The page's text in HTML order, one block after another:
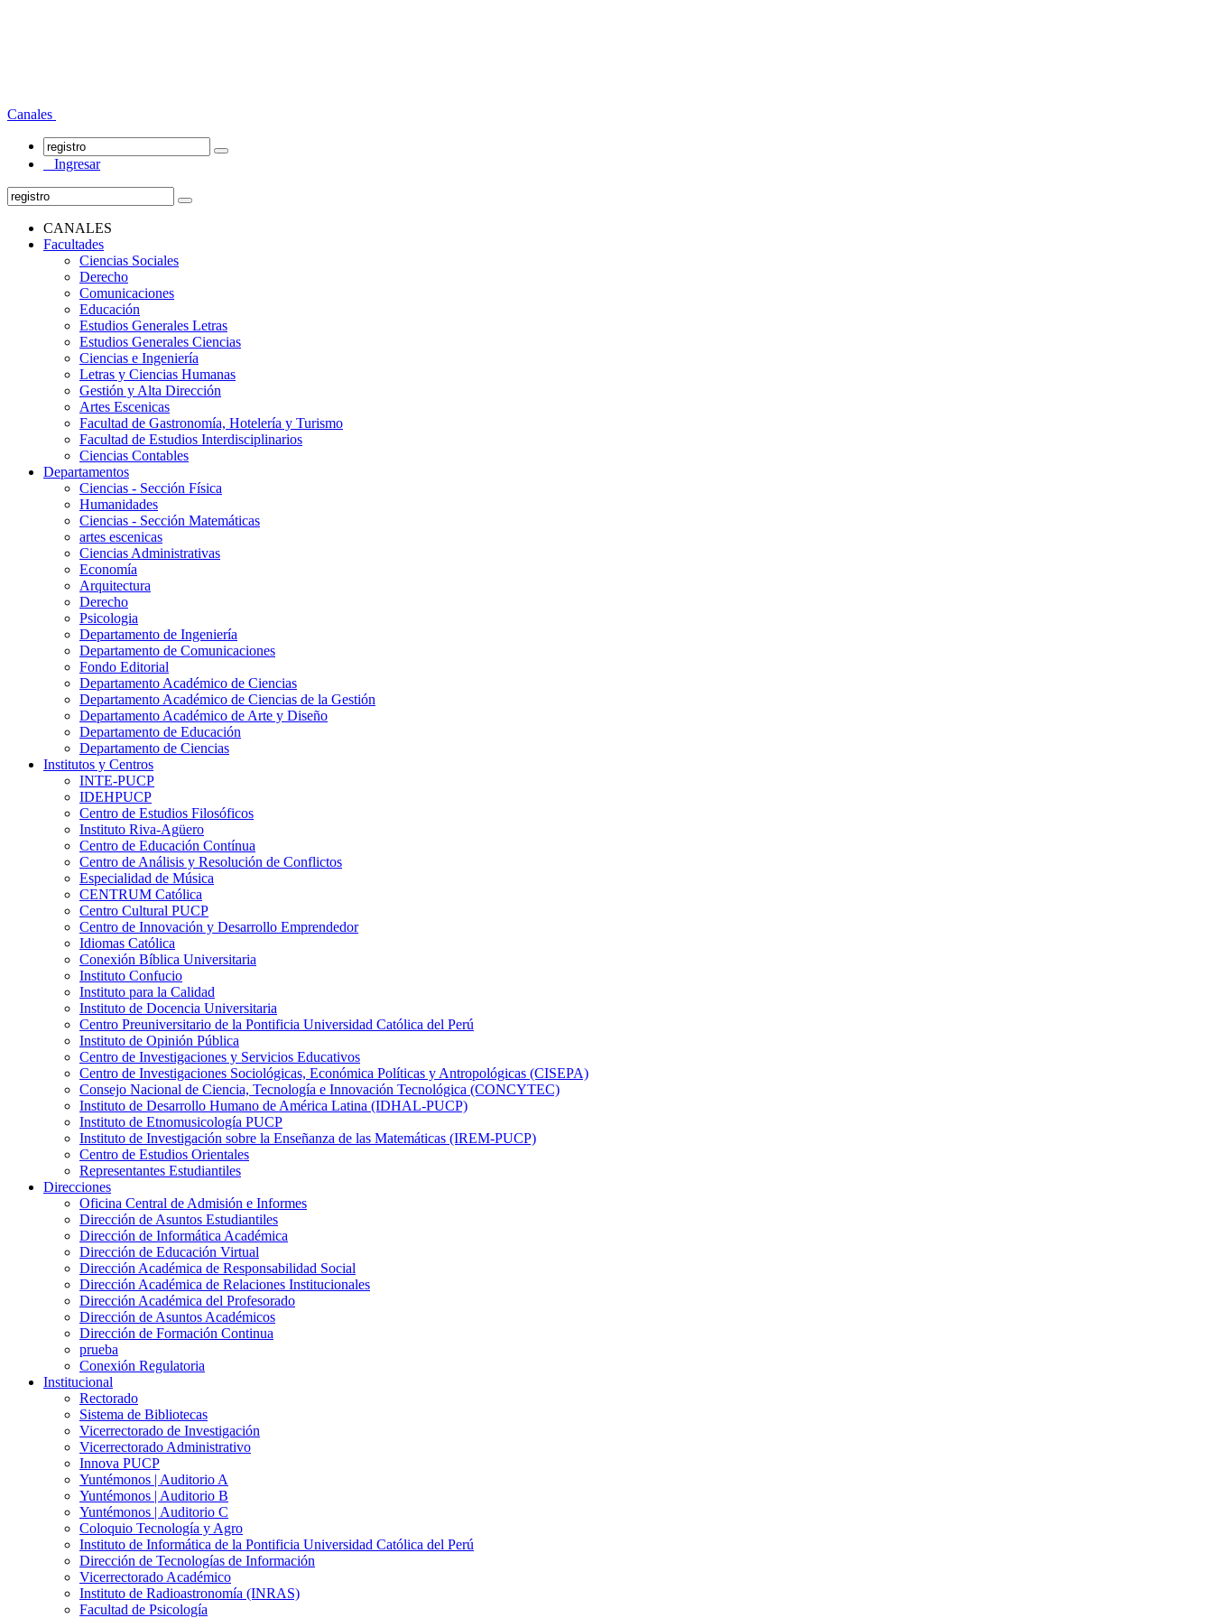
Canales
Ingresar
CANALES
Facultades
Ciencias Sociales
Derecho
Comunicaciones
Educación
Estudios Generales Letras
Estudios Generales Ciencias
Ciencias e Ingeniería
Letras y Ciencias Humanas
Gestión y Alta Dirección
Artes Escenicas
Facultad de Gastronomía, Hotelería y Turismo
Facultad de Estudios Interdisciplinarios
Ciencias Contables
Departamentos
Ciencias - Sección Física
Humanidades
Ciencias - Sección Matemáticas
artes escenicas
Ciencias Administrativas
Economía
Arquitectura
Derecho
Psicologia
Departamento de Ingeniería
Departamento de Comunicaciones
Fondo Editorial
Departamento Académico de Ciencias
Departamento Académico de Ciencias de la Gestión
Departamento Académico de Arte y Diseño
Departamento de Educación
Departamento de Ciencias
Institutos y Centros
INTE-PUCP
IDEHPUCP
Centro de Estudios Filosóficos
Instituto Riva-Agüero
Centro de Educación Contínua
Centro de Análisis y Resolución de Conflictos
Especialidad de Música
CENTRUM Católica
Centro Cultural PUCP
Centro de Innovación y Desarrollo Emprendedor
Idiomas Católica
Conexión Bíblica Universitaria
Instituto Confucio
Instituto para la Calidad
Instituto de Docencia Universitaria
Centro Preuniversitario de la Pontificia Universidad Católica del Perú
Instituto de Opinión Pública
Centro de Investigaciones y Servicios Educativos
Centro de Investigaciones Sociológicas, Económica Políticas y Antropológicas (CISEPA)
Consejo Nacional de Ciencia, Tecnología e Innovación Tecnológica (CONCYTEC)
Instituto de Desarrollo Humano de América Latina (IDHAL-PUCP)
Instituto de Etnomusicología PUCP
Instituto de Investigación sobre la Enseñanza de las Matemáticas (IREM-PUCP)
Centro de Estudios Orientales
Representantes Estudiantiles
Direcciones
Oficina Central de Admisión e Informes
Dirección de Asuntos Estudiantiles
Dirección de Informática Académica
Dirección de Educación Virtual
Dirección Académica de Responsabilidad Social
Dirección Académica de Relaciones Institucionales
Dirección Académica del Profesorado
Dirección de Asuntos Académicos
Dirección de Formación Continua
prueba
Conexión Regulatoria
Institucional
Rectorado
Sistema de Bibliotecas
Vicerrectorado de Investigación
Vicerrectorado Administrativo
Innova PUCP
Yuntémonos | Auditorio A
Yuntémonos | Auditorio B
Yuntémonos | Auditorio C
Coloquio Tecnología y Agro
Instituto de Informática de la Pontificia Universidad Católica del Perú
Dirección de Tecnologías de Información
Vicerrectorado Académico
Instituto de Radioastronomía (INRAS)
Facultad de Psicología